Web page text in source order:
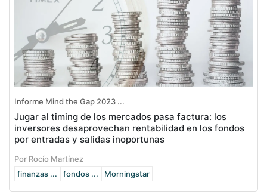
Informe Mind the Gap 2023 ...
Jugar al timing de los mercados pasa factura: los
inversores desaprovechan rentabilidad en los fondos
por entradas y salidas inoportunas
Por Rocío Martínez
finanzas ...
fondos ... Morningstar